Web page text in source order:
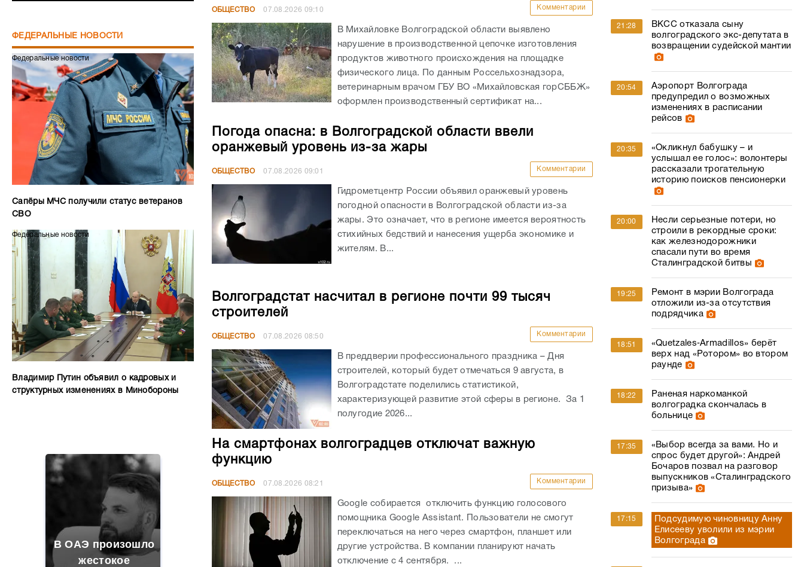
ФЕДЕРАЛЬНЫЕ НОВОСТИ
Федеральные новости
Сапёры МЧС получили статус ветеранов
СВО
Федеральные новости
Владимир Путин объявил о кадровых и
структурных изменениях в Минобороны
В ОАЭ произошло
жестокое
ОБЩЕСТВО 07.08.2026 09:10 Комментарии
В Михайловке Волгоградской области выявлено
нарушение в производственной цепочке изготовления
продуктов животного происхождения на площадке
физического лица. По данным Россельхознадзора,
ветеринарным врачом ГБУ ВО «Михайловская горСББЖ»
оформлен производственный сертификат на...
Погода опасна: в Волгоградской области ввели
оранжевый уровень из-за жары
ОБЩЕСТВО 07.08.2026 09:01 Комментарии
Гидрометцентр России объявил оранжевый уровень
погодной опасности в Волгоградской области из-за
жары. Это означает, что в регионе имеется вероятность
стихийных бедствий и нанесения ущерба экономике и
жителям. В...
Волгоградстат насчитал в регионе почти 99 тысяч
строителей
ОБЩЕСТВО 07.08.2026 08:50 Комментарии
В преддверии профессионального праздника – Дня
строителей, который будет отмечаться 9 августа, в
Волгоградстате поделились статистикой,
характеризующей развитие этой сферы в регионе. За 1
полугодие 2026...
На смартфонах волгоградцев отключат важную
функцию
ОБЩЕСТВО 07.08.2026 08:21 Комментарии
Google собирается отключить функцию голосового
помощника Google Assistant. Пользователи не смогут
переключаться на него через смартфон, планшет или
другие устройства. В компании планируют начать
отключение с 4 сентября. ...
21:28
ВКСС отказала сыну
волгоградского экс-депутата в
возвращении судейской мантии
20:54
Аэропорт Волгограда
предупредил о возможных
изменениях в расписании
рейсов
20:35
«Окликнул бабушку – и
услышал ее голос»: волонтеры
рассказали трогательную
историю поисков пенсионерки
20:00
Несли серьезные потери, но
строили в рекордные сроки:
как железнодорожники
спасали пути во время
Сталинградской битвы
19:25
Ремонт в мэрии Волгограда
отложили из-за отсутствия
подрядчика
18:51
«Quetzales‑Armadillos» берёт
верх над «Ротором» во втором
раунде
18:22
Раненая наркоманкой
волгоградка скончалась в
больнице
17:35
«Выбор всегда за вами. Но и
спрос будет другой»: Андрей
Бочаров позвал на разговор
выпускников «Сталинградского
призыва»
17:15
Подсудимую чиновницу Анну
Елисееву уволили из мэрии
Волгограда